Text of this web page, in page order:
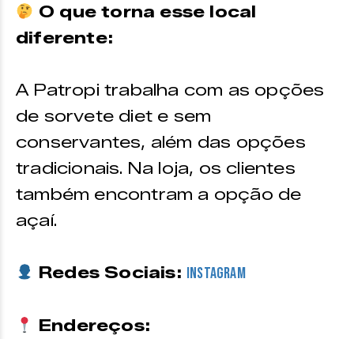
O que torna esse local
diferente:
A Patropi trabalha com as opções
de sorvete diet e sem
conservantes, além das opções
tradicionais. Na loja, os clientes
também encontram a opção de
açaí.
Redes Sociais: Instagram
Endereços: